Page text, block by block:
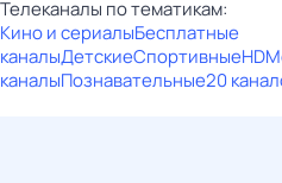
Телеканалы по тематикам:
Кино и сериалыБесплатные
каналыДетскиеСпортивныеHD
каналыПознавательные20